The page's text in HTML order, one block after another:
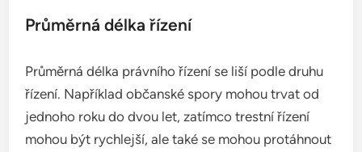
Průměrná délka řízení
Průměrná délka právního řízení se liší podle druhu
řízení. Například občanské spory mohou trvat od
jednoho roku do dvou let, zatímco trestní řízení
mohou být rychlejší, ale také se mohou protáhnout